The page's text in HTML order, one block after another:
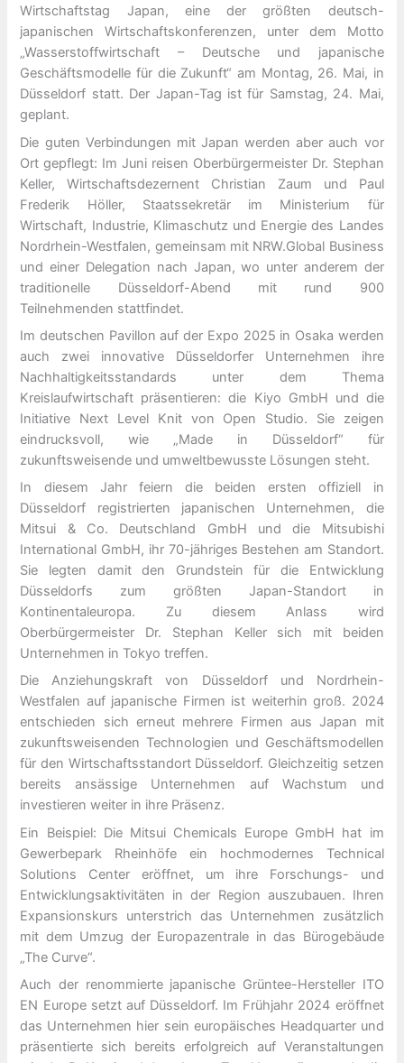
Wirtschaftstag Japan, eine der größten deutsch-
japanischen Wirtschaftskonferenzen, unter dem Motto
„Wasserstoffwirtschaft – Deutsche und japanische
Geschäftsmodelle für die Zukunft“ am Montag, 26. Mai, in
Düsseldorf statt. Der Japan-Tag ist für Samstag, 24. Mai,
geplant.
Die guten Verbindungen mit Japan werden aber auch vor
Ort gepflegt: Im Juni reisen Oberbürgermeister Dr. Stephan
Keller, Wirtschaftsdezernent Christian Zaum und Paul
Frederik Höller, Staatssekretär im Ministerium für
Wirtschaft, Industrie, Klimaschutz und Energie des Landes
Nordrhein-Westfalen, gemeinsam mit NRW.Global Business
und einer Delegation nach Japan, wo unter anderem der
traditionelle Düsseldorf-Abend mit rund 900
Teilnehmenden stattfindet.
Im deutschen Pavillon auf der Expo 2025 in Osaka werden
auch zwei innovative Düsseldorfer Unternehmen ihre
Nachhaltigkeitsstandards unter dem Thema
Kreislaufwirtschaft präsentieren: die Kiyo GmbH und die
Initiative Next Level Knit von Open Studio. Sie zeigen
eindrucksvoll, wie „Made in Düsseldorf“ für
zukunftsweisende und umweltbewusste Lösungen steht.
In diesem Jahr feiern die beiden ersten offiziell in
Düsseldorf registrierten japanischen Unternehmen, die
Mitsui & Co. Deutschland GmbH und die Mitsubishi
International GmbH, ihr 70-jähriges Bestehen am Standort.
Sie legten damit den Grundstein für die Entwicklung
Düsseldorfs zum größten Japan-Standort in
Kontinentaleuropa. Zu diesem Anlass wird
Oberbürgermeister Dr. Stephan Keller sich mit beiden
Unternehmen in Tokyo treffen.
Die Anziehungskraft von Düsseldorf und Nordrhein-
Westfalen auf japanische Firmen ist weiterhin groß. 2024
entschieden sich erneut mehrere Firmen aus Japan mit
zukunftsweisenden Technologien und Geschäftsmodellen
für den Wirtschaftsstandort Düsseldorf. Gleichzeitig setzen
bereits ansässige Unternehmen auf Wachstum und
investieren weiter in ihre Präsenz.
Ein Beispiel: Die Mitsui Chemicals Europe GmbH hat im
Gewerbepark Rheinhöfe ein hochmodernes Technical
Solutions Center eröffnet, um ihre Forschungs- und
Entwicklungsaktivitäten in der Region auszubauen. Ihren
Expansionskurs unterstrich das Unternehmen zusätzlich
mit dem Umzug der Europazentrale in das Bürogebäude
„The Curve“.
Auch der renommierte japanische Grüntee-Hersteller ITO
EN Europe setzt auf Düsseldorf. Im Frühjahr 2024 eröffnet
das Unternehmen hier sein europäisches Headquarter und
präsentierte sich bereits erfolgreich auf Veranstaltungen